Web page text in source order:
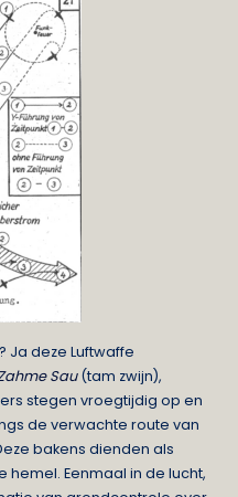
Ja deze Luftwaffe
Sau(tam zwijn),
stegen vroegtijdig op en
de verwachte route van
bakens dienden als
hemel. Eenmaal in de lucht,